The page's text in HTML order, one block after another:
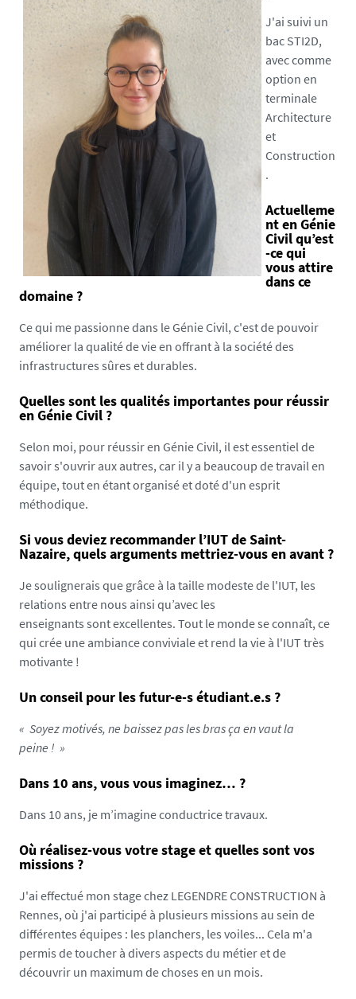
J'ai suivi un
bac STI2D,
avec comme
option en
terminale
Architecture
et
Construction
.
Actuelleme
nt en Génie
Civil qu’est
-ce qui
vous attire
dans ce
domaine ?
Ce qui me passionne dans le Génie Civil, c'est de pouvoir
améliorer la qualité de vie en offrant à la société des
infrastructures sûres et durables.
Quelles sont les qualités importantes pour réussir
en Génie Civil ?
Selon moi, pour réussir en Génie Civil, il est essentiel de
savoir s'ouvrir aux autres, car il y a beaucoup de travail en
équipe, tout en étant organisé et doté d'un esprit
méthodique.
Si vous deviez recommander l’IUT de Saint-
Nazaire, quels arguments mettriez-vous en avant ?
Je soulignerais que grâce à la taille modeste de l'IUT, les
relations entre nous ainsi qu’avec les
enseignants sont excellentes. Tout le monde se connaît, ce
qui crée une ambiance conviviale et rend la vie à l'IUT très
motivante !
Un conseil pour les futur-e-s étudiant.e.s ?
Soyez motivés, ne baissez pas les bras ça en vaut la
peine !
Dans 10 ans, vous vous imaginez… ?
Dans 10 ans, je m’imagine conductrice travaux.
Où réalisez-vous votre stage et quelles sont vos
missions ?
J'ai effectué mon stage chez LEGENDRE CONSTRUCTION à
Rennes, où j'ai participé à plusieurs missions au sein de
différentes équipes : les planchers, les voiles... Cela m'a
permis de toucher à divers aspects du métier et de
découvrir un maximum de choses en un mois.